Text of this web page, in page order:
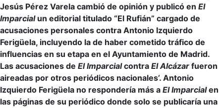
Jesús Pérez Varela cambió de opinión y publicó en El
Imparcial un editorial titulado “El Rufián” cargado de
acusaciones personales contra Antonio Izquierdo
Ferigüela, incluyendo la de haber cometido tráfico de
influencias en su etapa en el Ayuntamiento de Madrid.
Las acusaciones de El Imparcialcontra El Alcázar fueron
aireadas por otros periódicos nacionales’. Antonio
Izquierdo Ferigüela no respondería más a El Imparcialen
las páginas de su periódico donde solo se publicaría una